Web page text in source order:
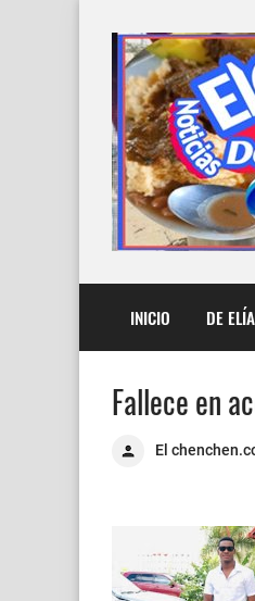
INICIO DE
Fallece en
El